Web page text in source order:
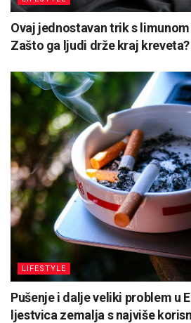
Ovaj jednostavan trik s
Zašto ga ljudi drže kraj kreveta?
LIFESTYLE
Pušenje i dalje veliki problem u
ljestvica zemalja s najviše